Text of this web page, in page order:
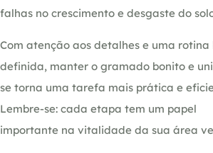
falhas no crescimento e desgaste do
Com atenção aos detalhes e uma rotina
definida, manter o gramado bonito e
se torna uma tarefa mais prática e
Lembre-se: cada etapa tem um papel
importante na vitalidade da sua área